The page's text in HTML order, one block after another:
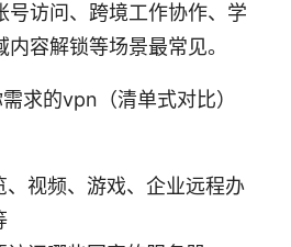
号访问、跨境工作协作、学
容解锁等场景最常见。
求的vpn（清单式对比）
、视频、游戏、企业远程办